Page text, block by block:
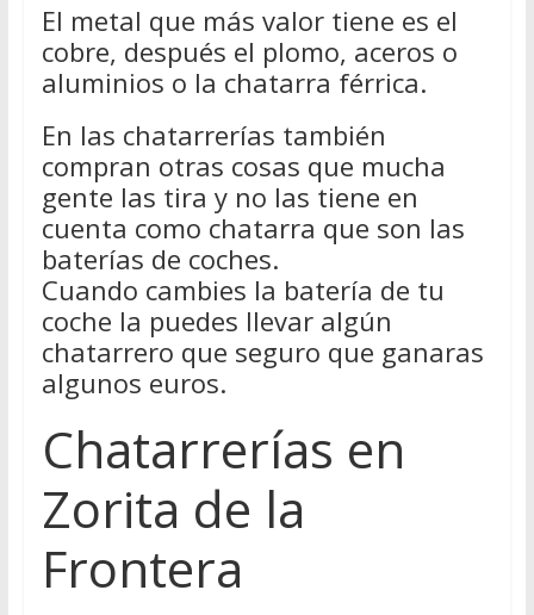
El metal que más valor tiene es el
cobre, después el plomo, aceros o
aluminios o la chatarra férrica.
En las chatarrerías también
compran otras cosas que mucha
gente las tira y no las tiene en
cuenta como chatarra que son las
baterías de coches.
Cuando cambies la batería de tu
coche la puedes llevar algún
chatarrero que seguro que ganaras
algunos euros.
Chatarrerías en
Zorita de la
Frontera